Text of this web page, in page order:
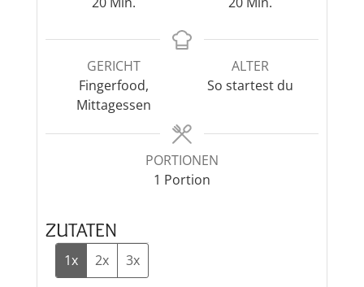
GERICHT
Fingerfood,
Mittagessen
ALTER
So startest du
PORTIONEN
1 Portion
ZUTATEN
1x 2x 3x